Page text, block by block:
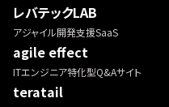
レバテックLAB
アジャイル開発支援SaaS
agile effect
ITエンジニア特化型Q&Aサイト
teratail